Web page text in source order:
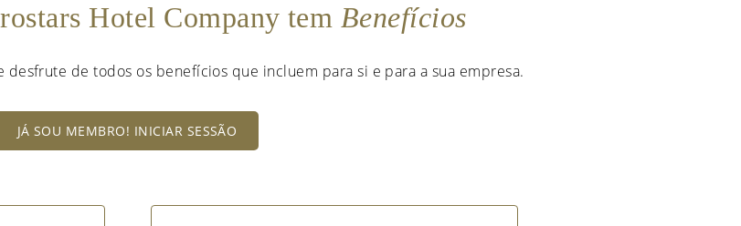
Hotel Company tem Benefícios
de todos os benefícios que incluem para si e para a sua empresa.
JÁ SOU MEMBRO! INICIAR SESSÃO